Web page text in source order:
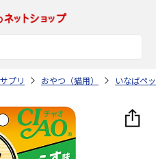
プリ おやつ（猫用） いなばペ